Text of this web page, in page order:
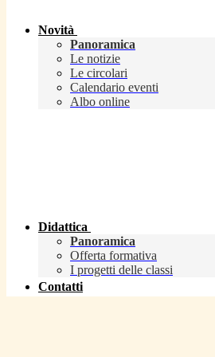
Novità
Panoramica
Le notizie
Le circolari
Calendario eventi
Albo online
Didattica
Panoramica
Offerta formativa
I progetti delle classi
Contatti